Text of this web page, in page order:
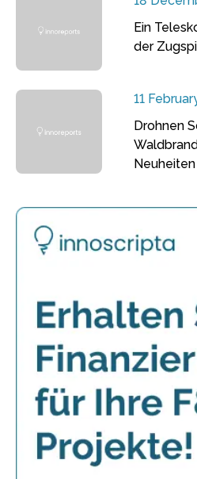
Ein
der
11
Drohnen
Neuheiten